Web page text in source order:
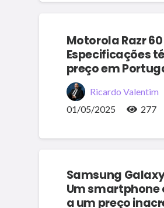
Motorola Razr
Especificações
preço em
Ricardo Valentim
01/05/2025
277
Samsung
Um
a um preço